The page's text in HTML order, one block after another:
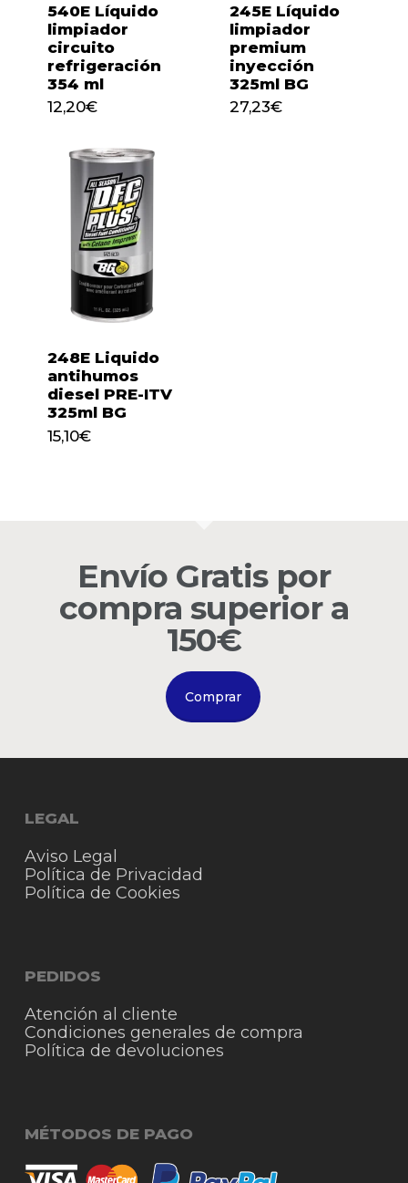
540E Líquido
limpiador
circuito
refrigeración
354 ml
12,20€
12,20
245E Líquido
limpiador
premium
inyección
325ml BG
27,23€
27,23
248E Liquido
antihumos
diesel PRE-ITV
325ml BG
15,10€
15,10
Envío Gratis por
compra superior a
150€
Comprar
LEGAL
Aviso Legal
Política de Privacidad
Política de Cookies
PEDIDOS
Atención al cliente
Condiciones generales de compra
Política de devoluciones
MÉTODOS DE PAGO